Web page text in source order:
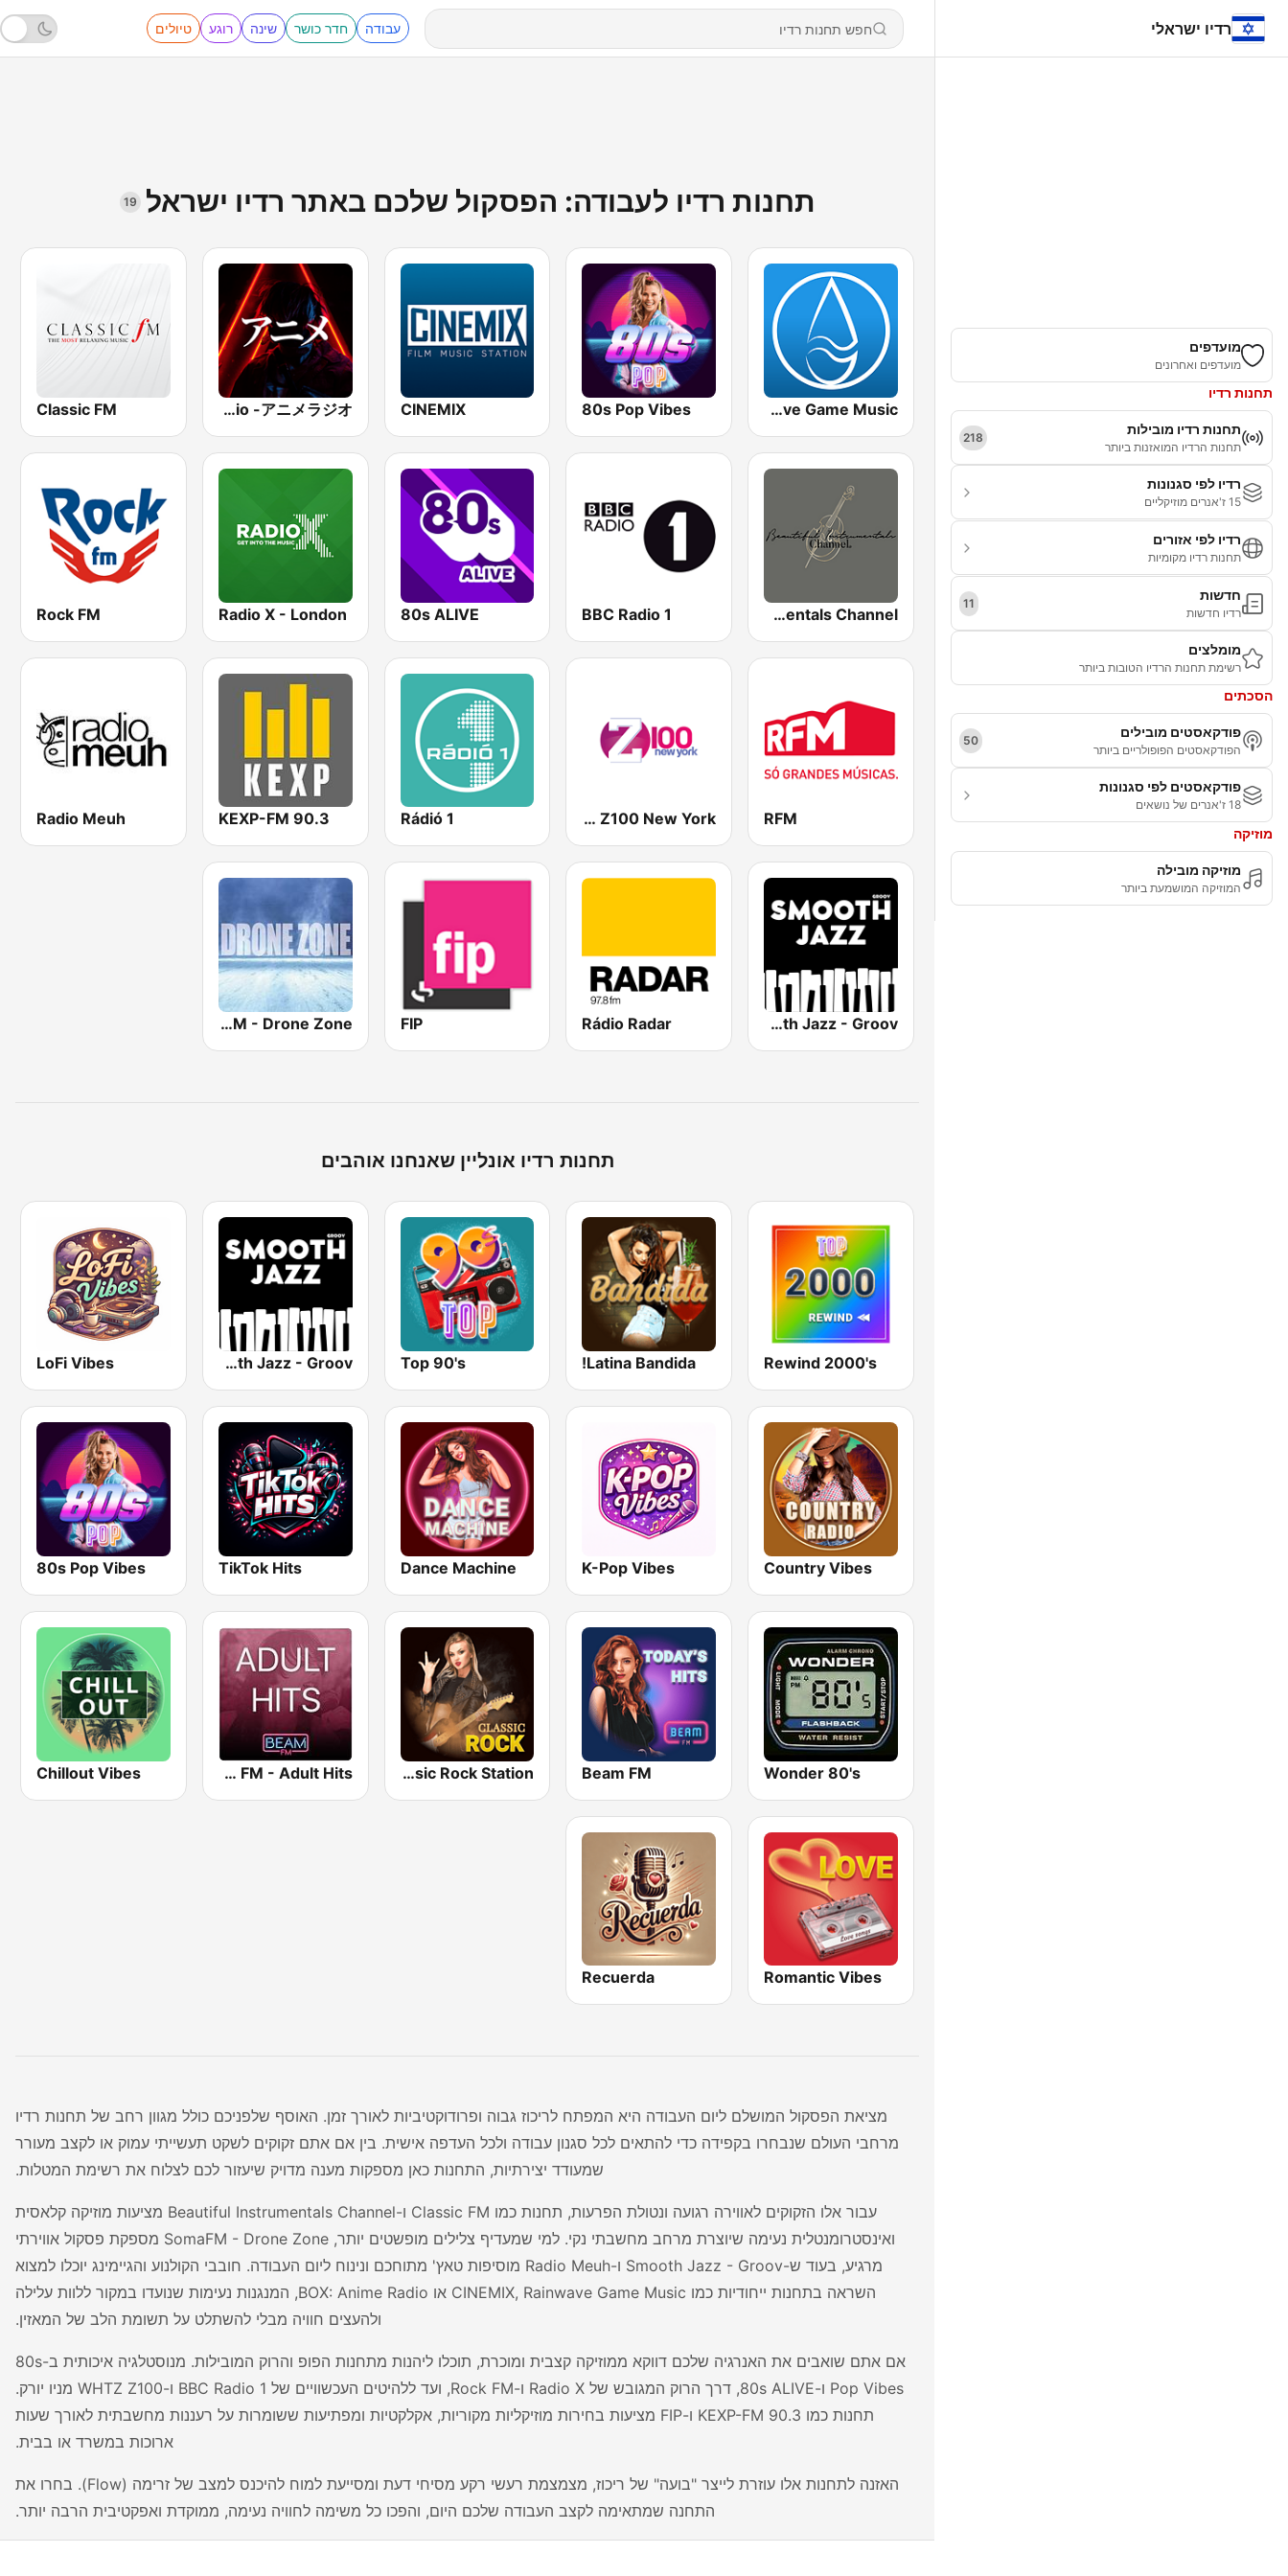
רדיו ישראלי עבודה חדר כושר שינה רוגע טיולים
מועדפים
מועדפים ואחרונים
תחנות רדיו
תחנות רדיו מובילות
תחנות הרדיו המואזנות ביותר
218
רדיו לפי סגנונות
15 ז'אנרים מוזיקליים
רדיו לפי אזורים
תחנות רדיו מקומיות
חדשות
רדיו חדשות
11
מומלצים
רשימת תחנות הרדיו הטובות ביותר
הסכתים
פודקאסטים מובילים
הפודקאסטים הפופולריים ביותר
50
פודקאסטים לפי סגנונות
18 ז'אנרים של נושאים
מוזיקה
מוזיקה מובילה
המוזיקה המושמעת ביותר
תחנות רדיו לעבודה: הפסקול שלכם באתר רדיו ישראל 19
Rainwave Game Music
80s Pop Vibes
CINEMIX
BOX : Anime Radio -アニメラジオ
Classic FM
Beautiful Instrumentals Channel
BBC Radio 1
80s ALIVE
Radio X - London
Rock FM
RFM
WHTZ Z100 New York
Rádió 1
KEXP-FM 90.3
Radio Meuh
Smooth Jazz - Groov
Rádio Radar
FIP
SomaFM - Drone Zone
תחנות רדיו אונליין שאנחנו אוהבים
Rewind 2000's
Latina Bandida!
Top 90's
Smooth Jazz - Groov
LoFi Vibes
Country Vibes
K-Pop Vibes
Dance Machine
TikTok Hits
80s Pop Vibes
Wonder 80's
Beam FM
Classic Rock Station
Beam FM - Adult Hits
Chillout Vibes
Romantic Vibes
Recuerda
מציאת הפסקול המושלם ליום העבודה היא המפתח לריכוז גבוה ופרודוקטיביות לאורך זמן. האוסף שלפניכם כולל מגוון רחב של תחנות רדיו
מרחבי העולם שנבחרו בקפידה כדי להתאים לכל סגנון עבודה ולכל העדפה אישית. בין אם אתם זקוקים לשקט תעשייתי עמוק או לקצב מעורר
שמעודד יצירתיות, התחנות כאן מספקות מענה מדויק שיעזור לכם לצלוח את רשימת המטלות.
עבור אלו הזקוקים לאווירה רגועה ונטולת הפרעות, תחנות כמו Classic FM ו-Beautiful Instrumentals Channel מציעות מוזיקה קלאסית
ואינסטרומנטלית נעימה שיוצרת מרחב מחשבתי נקי. למי שמעדיף צלילים מופשטים יותר, SomaFM - Drone Zone מספקת פסקול אווירתי
מרגיע, בעוד ש-Smooth Jazz - Groov ו-Radio Meuh מוסיפות טאץ' מתוחכם ונינוח ליום העבודה. חובבי הקולנוע והגיימינג יוכלו למצוא
השראה בתחנות ייחודיות כמו CINEMIX, Rainwave Game Music או BOX: Anime Radio, המנגנות נעימות שנועדו במקור ללוות עלילה
ולהעצים חוויה מבלי להשתלט על תשומת הלב של המאזין.
אם אתם שואבים את האנרגיה שלכם דווקא ממוזיקה קצבית ומוכרת, תוכלו ליהנות מתחנות הפופ והרוק המובילות. מנוסטלגיה איכותית ב-80s
Pop Vibes ו-80s ALIVE, דרך הרוק המגובש של Radio X ו-Rock FM, ועד ללהיטים העכשוויים של BBC Radio 1 ו-WHTZ Z100 מניו יורק.
תחנות כמו KEXP-FM 90.3 ו-FIP מציעות בחירות מוזיקליות מקוריות, אקלקטיות ומפתיעות ששומרות על רעננות מחשבתית לאורך שעות
ארוכות במשרד או בבית.
האזנה לתחנות אלו עוזרת לייצר "בועה" של ריכוז, מצמצמת רעשי רקע מסיחי דעת ומסייעת למוח להיכנס למצב של זרימה (Flow). בחרו את
התחנה שמתאימה לקצב העבודה שלכם היום, והפכו כל משימה לחוויה נעימה, ממוקדת ואפקטיבית הרבה יותר.